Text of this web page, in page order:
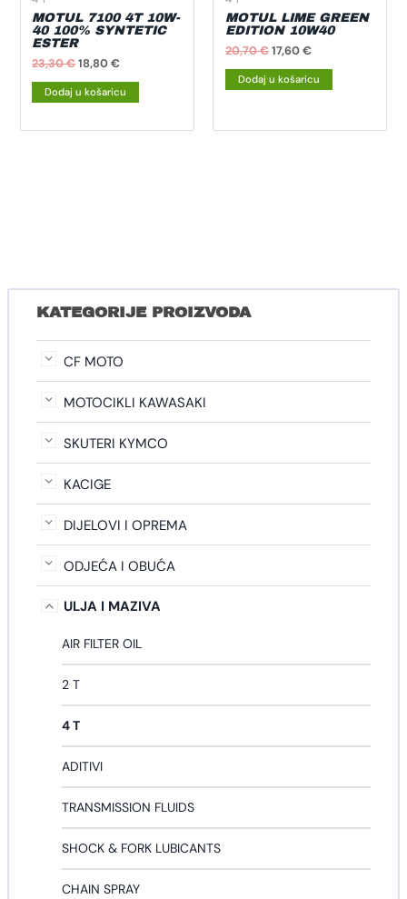
KATEGORIJE PROIZVODA
CF MOTO
MOTOCIKLI KAWASAKI
SKUTERI KYMCO
KACIGE
DIJELOVI I OPREMA
ODJEĆA I OBUĆA
ULJA I MAZIVA
AIR FILTER OIL
2 T
4 T
ADITIVI
TRANSMISSION FLUIDS
SHOCK & FORK LUBICANTS
CHAIN SPRAY
MOTUL 7100 4T 10W-
40 100% SYNTETIC
ESTER
23,30€18,80€
Dodaj u košaricu
MOTUL LIME GREEN
EDITION 10W40
20,70€ 17,60€
Dodaj u košaricu